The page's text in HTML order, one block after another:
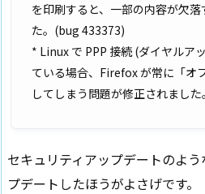
を印刷すると、一部の内容が欠
た。(bug 433373)
* Linux で PPP 接続 (ダイヤルア
ている場合、Firefox が常に「オ
してしまう問題が修正されまし
セキュリティアップデートのよ
プデートしたほうがよさげです。